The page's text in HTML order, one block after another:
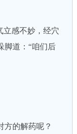
感不妙，经穴
脚道：“咱们后
的解药呢？